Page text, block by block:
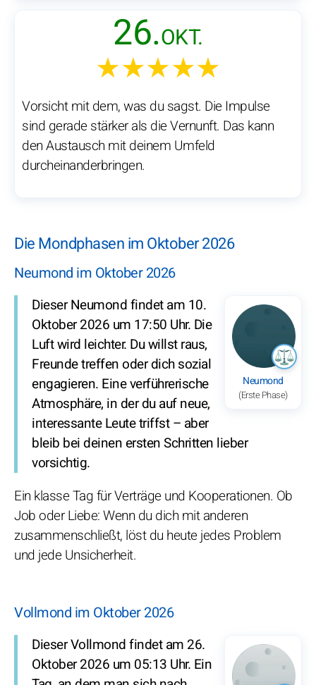
26.OKT.
★★★★★
Vorsicht mit dem, was du sagst. Die Impulse
sind gerade stärker als die Vernunft. Das kann
den Austausch mit deinem Umfeld
durcheinanderbringen.
Die Mondphasen im Oktober 2026
Neumond im Oktober 2026
Neumond
(Erste Phase)
Dieser Neumond findet am 10.
Oktober 2026 um 17:50 Uhr. Die
Luft wird leichter. Du willst raus,
Freunde treffen oder dich sozial
engagieren. Eine verführerische
Atmosphäre, in der du auf neue,
interessante Leute triffst – aber
bleib bei deinen ersten Schritten lieber
vorsichtig.
Ein klasse Tag für Verträge und Kooperationen. Ob
Job oder Liebe: Wenn du dich mit anderen
zusammenschließt, löst du heute jedes Problem
und jede Unsicherheit.
Vollmond im Oktober 2026
Dieser Vollmond findet am 26.
Oktober 2026 um 05:13 Uhr. Ein